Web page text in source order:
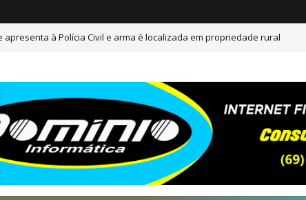
apresenta à Polícia Civil e arma é localizada em propriedade rural
e carreta na BR-364 em RO